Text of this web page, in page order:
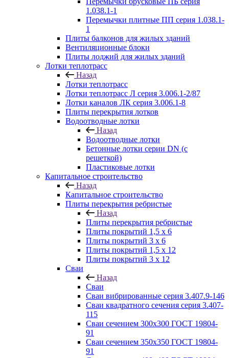
1.038.1-1
Перемычки плитные ПП серия 1.038.1-
1
Плиты балконов для жилых зданий
Вентиляционные блоки
Плиты лоджий для жилых зданий
Лотки теплотрасс
Назад
Лотки теплотрасс
Лотки теплотрасс Л серия 3.006.1-2/87
Лотки каналов ЛК серия 3.006.1-8
Плиты перекрытия лотков
Водоотводные лотки
Назад
Водоотводные лотки
Бетонные лотки серии DN (с
решеткой)
Пластиковые лотки
Капитальное строительство
Назад
Капитальное строительство
Плиты перекрытия ребристые
Назад
Плиты перекрытия ребристые
Плиты покрытий 1,5 x 6
Плиты покрытий 3 x 6
Плиты покрытий 1,5 x 12
Плиты покрытий 3 x 12
Сваи
Назад
Сваи
Сваи вибрированные серия 3.407.9-146
Сваи квадратного сечения серия 3.407-
115
Сваи сечением 300х300 ГОСТ 19804-
91
Сваи сечением 350х350 ГОСТ 19804-
91